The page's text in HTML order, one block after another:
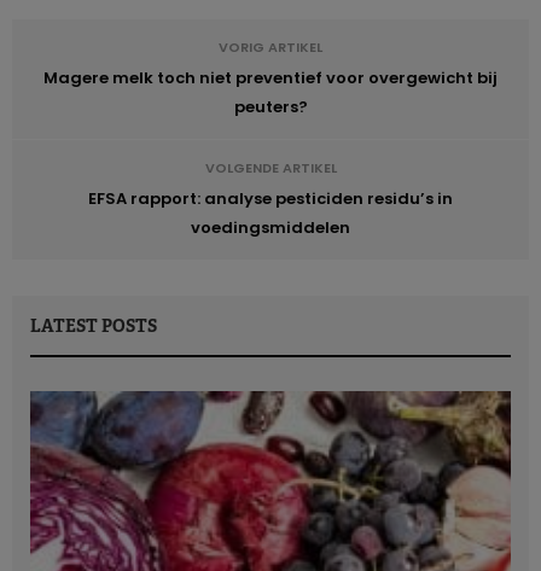
VORIG ARTIKEL
Magere melk toch niet preventief voor overgewicht bij
peuters?
VOLGENDE ARTIKEL
EFSA rapport: analyse pesticiden residu’s in
voedingsmiddelen
LATEST POSTS